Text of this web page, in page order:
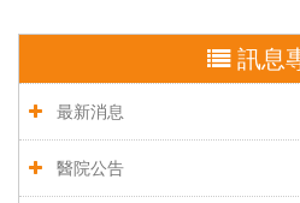
訊息
最新消息
醫院公告